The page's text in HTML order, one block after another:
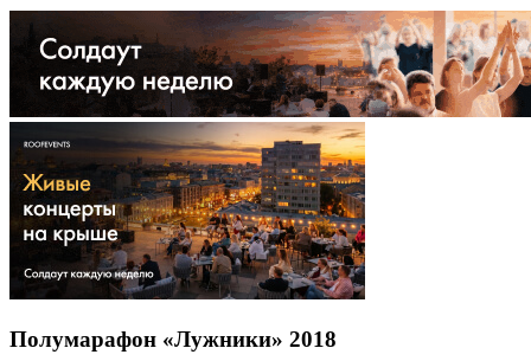
Полумарафон «Лужники» 2018